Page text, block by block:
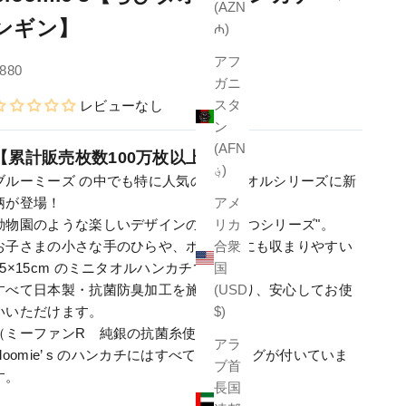
(AZN
₼)
アフ
ガニ
スタ
ン
(AFN
؋)
アメ
リカ
合衆
国
(USD
$)
アラ
ブ首
長国
ギン】
ール価格
レビューなし
累計販売枚数100万枚以上】
ルーミーズ の中でも特に人気の高いタオルシリーズに新
が登場！
物園のような楽しいデザインの"どうぶつシリーズ"。
子さまの小さな手のひらや、ポケットにも収まりやすい
のミニタオルハンカチです。
べて日本製・抗菌防臭加工を施しており、安心してお使
いただけます。
ミーファンR 純銀の抗菌糸使用）
s のハンカチにはすべてネームタグが付いていま